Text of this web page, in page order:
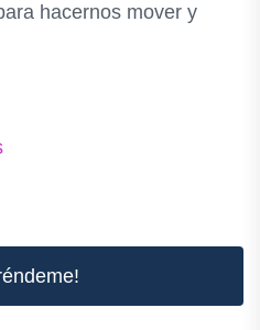
hacernos mover y